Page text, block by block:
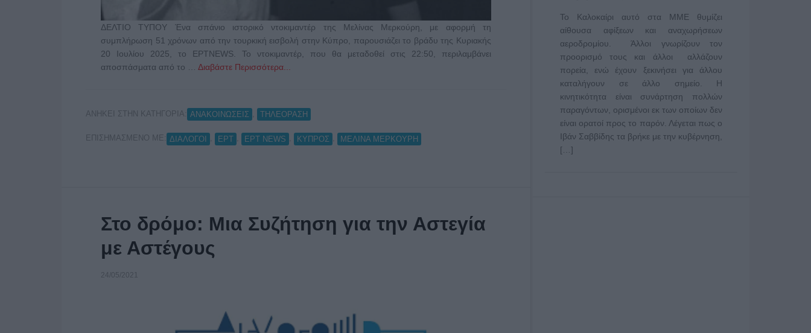
ΔΕΛΤΙΟ ΤΥΠΟΥ Ένα σπάνιο ιστορικό ντοκιμαντέρ της Μελίνας Μερκούρη, με αφορμή τη
συμπλήρωση 51 χρόνων από την τουρκική εισβολή στην Κύπρο, παρουσιάζει το βράδυ της Κυριακής
20 Ιουλίου 2025, το ΕΡΤNEWS. Το ντοκιμαντέρ, που θα μεταδοθεί στις 22:50, περιλαμβάνει
αποσπάσματα από το … Διαβάστε Περισσότερα...
ΑΝΗΚΕΙ ΣΤΗΝ ΚΑΤΗΓΟΡΙΑ: ΑΝΑΚΟΙΝΩΣΕΙΣ ΤΗΛΕΟΡΑΣΗ
ΕΠΙΣΗΜΑΣΜΕΝΟ ΜΕ: ΔΙΑΛΟΓΟΙ ΕΡΤ ΕΡΤ NEWS ΚΥΠΡΟΣ ΜΕΛΙΝΑ ΜΕΡΚΟΥΡΗ
Στο δρόμο: Μια Συζήτηση για την Αστεγία
με Αστέγους
24/05/2021
Το Καλοκαίρι αυτό στα ΜΜΕ θυμίζει
αίθουσα αφίξεων και αναχωρήσεων
αεροδρομίου. Άλλοι γνωρίζουν τον
προορισμό τους και άλλοι αλλάζουν
πορεία, ενώ έχουν ξεκινήσει για άλλου
καταλήγουν σε άλλο σημείο. Η
κινητικότητα είναι συνάρτηση πολλών
παραγόντων, ορισμένοι εκ των οποίων δεν
είναι ορατοί προς το παρόν. Λέγεται πως ο
Ιβάν Σαββίδης τα βρήκε με την κυβέρνηση,
[…]